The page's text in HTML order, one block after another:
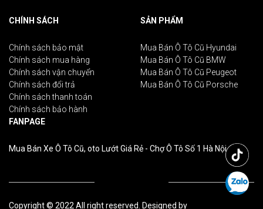
CHÍNH SÁCH
Chính sách bảo mật
Chính sách mua hàng
Chính sách vận chuyển
Chính sách đổi trả
Chính sách thanh toán
Chính sách bảo hành
SẢN PHẨM
Mua Bán Ô Tô Cũ Hyundai
Mua Bán Ô Tô Cũ BMW
Mua Bán Ô Tô Cũ Peugeot
Mua Bán Ô Tô Cũ Porsche
FANPAGE
Mua Bán Xe Ô Tô Cũ, oto Lướt Giá Rẻ - Chợ Ô Tô Số 1 Hà Nội
Copyright © 2022 All right reserved. Designed by